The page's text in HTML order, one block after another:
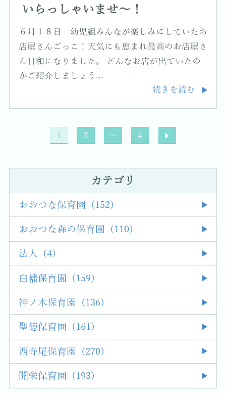
いらっしゃいませ～！
６月１８日 幼児組みんなが楽しみにしていたお
店屋さんごっこ！天気にも恵まれ最高のお店屋さ
ん日和になりました。 どんなお店が出ていたの
かご紹介しましょう...
続きを読む
1 2 … 4
カテゴリ
おおつな保育園 (152)
おおつな森の保育園 (110)
法人 (4)
白幡保育園 (159)
神ノ木保育園 (136)
聖徳保育園 (161)
西寺尾保育園 (270)
開栄保育園 (193)